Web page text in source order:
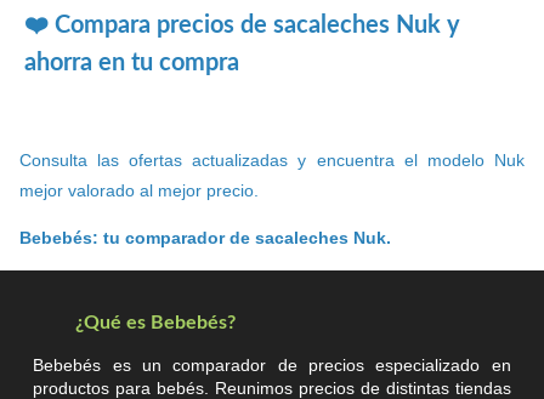
❤️ Compara precios de sacaleches Nuk y
ahorra en tu compra
Consulta las ofertas actualizadas y encuentra el modelo Nuk
mejor valorado al mejor precio.
Bebebés: tu comparador de sacaleches Nuk.
¿Qué es Bebebés?
Bebebés es un comparador de precios especializado en
productos para bebés. Reunimos precios de distintas tiendas